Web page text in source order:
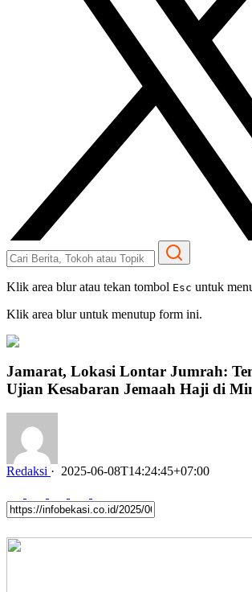
Klik area blur atau tekan tombol Esc untuk
Klik area blur untuk menutup form ini.
Jamarat, Lokasi Lontar Jumrah:
Ujian Kesabaran Jemaah Haji di
Redaksi · 2025-06-08T14:24:45+07:00